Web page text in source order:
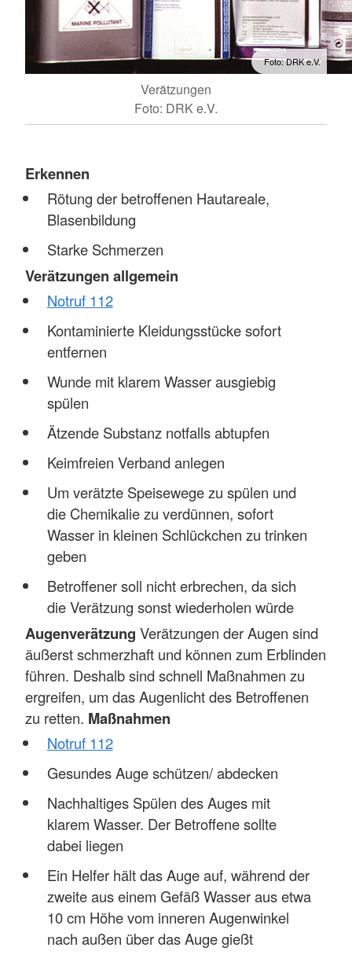
Foto: DRK e.V.
Verätzungen
Foto: DRK e.V.
Erkennen
Rötung der betroffenen Hautareale,
Blasenbildung
Starke Schmerzen
Verätzungen allgemein
Notruf 112
Kontaminierte Kleidungsstücke sofort
entfernen
Wunde mit klarem Wasser ausgiebig
spülen
Ätzende Substanz notfalls abtupfen
Keimfreien Verband anlegen
Um verätzte Speisewege zu spülen und
die Chemikalie zu verdünnen, sofort
Wasser in kleinen Schlückchen zu trinken
geben
Betroffener soll nicht erbrechen, da sich
die Verätzung sonst wiederholen würde
Augenverätzung Verätzungen der Augen sind
äußerst schmerzhaft und können zum Erblinden
führen. Deshalb sind schnell Maßnahmen zu
ergreifen, um das Augenlicht des Betroffenen
zu retten. Maßnahmen
Notruf 112
Gesundes Auge schützen/ abdecken
Nachhaltiges Spülen des Auges mit
klarem Wasser. Der Betroffene sollte
dabei liegen
Ein Helfer hält das Auge auf, während der
zweite aus einem Gefäß Wasser aus etwa
10 cm Höhe vom inneren Augenwinkel
nach außen über das Auge gießt